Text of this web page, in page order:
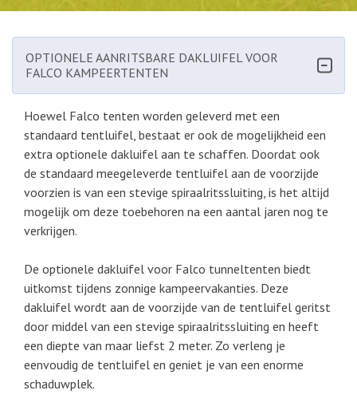
OPTIONELE AANRITSBARE DAKLUIFEL VOOR
FALCO KAMPEERTENTEN
Hoewel Falco tenten worden geleverd met een
standaard tentluifel, bestaat er ook de mogelijkheid een
extra optionele dakluifel aan te schaffen. Doordat ook
de standaard meegeleverde tentluifel aan de voorzijde
voorzien is van een stevige spiraalritssluiting, is het altijd
mogelijk om deze toebehoren na een aantal jaren nog te
verkrijgen.
De optionele dakluifel voor Falco tunneltenten biedt
uitkomst tijdens zonnige kampeervakanties. Deze
dakluifel wordt aan de voorzijde van de tentluifel geritst
door middel van een stevige spiraalritssluiting en heeft
een diepte van maar liefst 2 meter. Zo verleng je
eenvoudig de tentluifel en geniet je van een enorme
schaduwplek.